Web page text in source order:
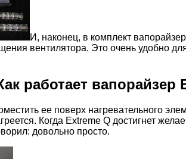
И, наконец, в комплект
вентилятора. Это очень удобно
работает вапорайзер
ее поверх нагревательного
Когда Extreme Q достигнет
довольно просто.